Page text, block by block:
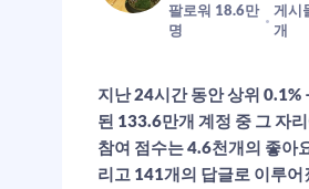
팔로워 18.6만
명
게시
개
지난 24시간 동안 상위
된 133.6만개 계정 중 그 자
참여 점수는 4.6천개의 좋아
리고 141개의 답글로 이루